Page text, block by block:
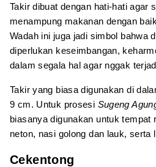
Takir dibuat dengan hati-hati agar
menampung makanan dengan
Wadah ini juga jadi simbol bahwa
diperlukan keseimbangan,
dalam segala hal agar nggak
Takir yang biasa digunakan di
9 cm. Untuk prosesi Sugeng
biasanya digunakan untuk tempat
neton, nasi golong dan lauk, serta
Cekentong